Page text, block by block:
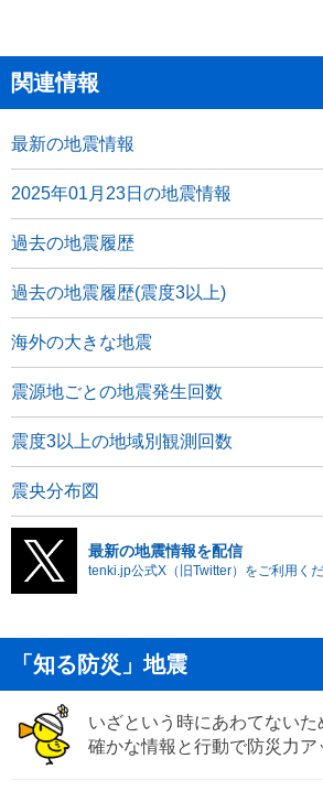
関連情報
最新の地震情報
2025年01月23日の地震情報
過去の地震履歴
過去の地震履歴(震度3以上)
海外の大きな地震
震源地ごとの地震発生回数
震度3以上の地域別観測回数
震央分布図
最新の地震情報を配信
tenki.jp公式X（旧Twitter）をご利用くだ
「知る防災」地震
いざという時にあわてないた
確かな情報と行動で防災力ア